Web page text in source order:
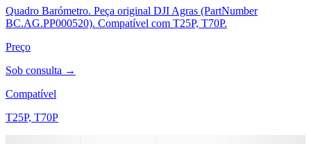
Quadro Barómetro. Peça original DJI Agras (PartNumber
BC.AG.PP000520). Compatível com T25P, T70P.
Preço
Sob consulta →
Compatível
T25P, T70P